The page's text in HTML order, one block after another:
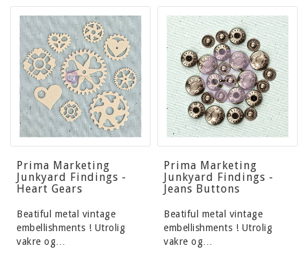
Prima Marketing
Junkyard Findings -
Heart Gears
Beatiful metal vintage
embellishments ! Utrolig
vakre og…
Prima Marketing
Junkyard Findings -
Jeans Buttons
Beatiful metal vintage
embellishments ! Utrolig
vakre og…